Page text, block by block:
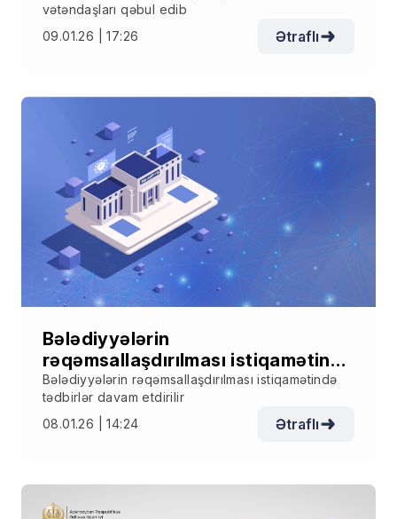
vətəndaşları qəbul edib
09.01.26 | 17:26
Ətraflı
Bələdiyyələrin
rəqəmsallaşdırılması istiqamətində
tədbirlər davam etdirilir
Bələdiyyələrin rəqəmsallaşdırılması istiqamətində
tədbirlər davam etdirilir
08.01.26 | 14:24
Ətraflı